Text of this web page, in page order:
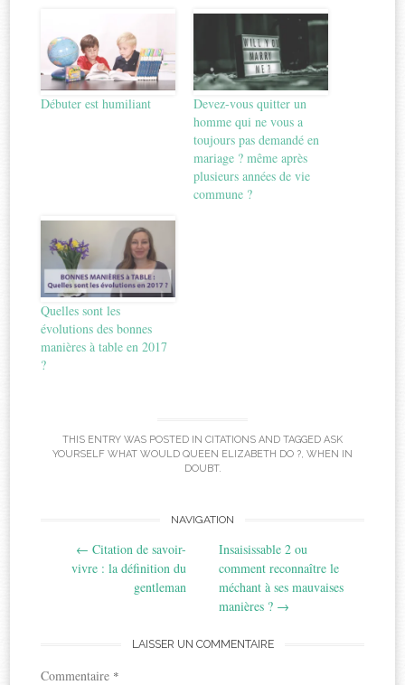
Débuter est humiliant
Devez-vous quitter un
homme qui ne vous a
toujours pas demandé en
mariage ? même après
plusieurs années de vie
commune ?
Quelles sont les
évolutions des bonnes
manières à table en 2017
?
THIS ENTRY WAS POSTED IN CITATIONS AND TAGGED ASK
YOURSELF WHAT WOULD QUEEN ELIZABETH DO ?, WHEN IN
DOUBT.
navigation
NAVIGATION
← Citation de savoir-
vivre : la définition du
gentleman
Insaisissable 2 ou
comment reconnaître le
méchant à ses mauvaises
manières ? →
LAISSER UN COMMENTAIRE
Commentaire *